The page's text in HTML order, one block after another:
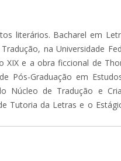
literários. Bacharel em
na Universidade
XIX e a obra ficcional de
Pós-Graduação em
Núcleo de Tradução e
Tutoria da Letras e o